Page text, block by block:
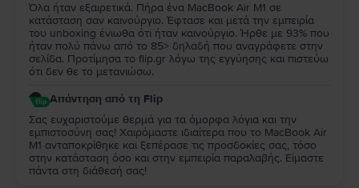
Όλα ήταν εξαιρετικά. Πήρα ένα MacBook Air M1 σε
κατάσταση σαν καινούργιο. Έφτασε και μετά την εμπειρία
του unboxing ένιωθα ότι ήταν καινούργιο. Ήρθε με 93% που
ήταν πολύ πάνω από το 85> δηλαδή που αναγράφετε στην
σελίδα. Προτίμησα το flip.gr λόγω της εγγύησης και πιστεύω
ότι δεν θε το μετανιώσω.
Απάντηση από τη Flip
Σας ευχαριστούμε θερμά για τα όμορφα λόγια και την
εμπιστοσύνη σας! Χαιρόμαστε ιδιαίτερα που το MacBook Air
M1 ανταποκρίθηκε και ξεπέρασε τις προσδοκίες σας, τόσο
στην κατάσταση όσο και στην εμπειρία παραλαβής. Είμαστε
πάντα στη διάθεσή σας!